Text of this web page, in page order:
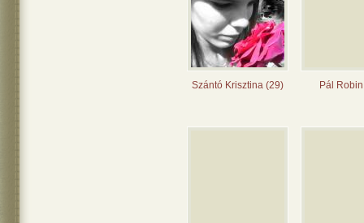
Szántó Krisztina (29) Pál